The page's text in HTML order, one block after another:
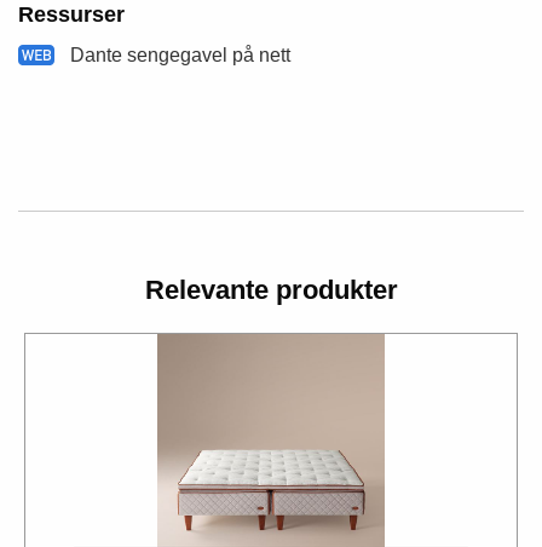
Ressurser
Dante sengegavel på nett
Relevante produkter